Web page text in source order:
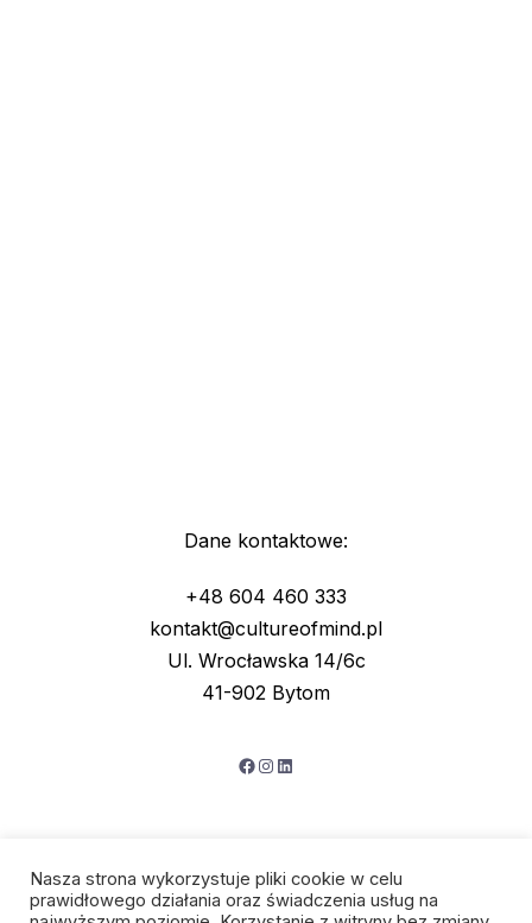
Dane kontaktowe:
+48 604 460 333
kontakt@cultureofmind.pl
Ul. Wrocławska 14/6c
41-902 Bytom
Facebook
Instagram
LinkedIn
Nasza strona wykorzystuje pliki cookie w celu
prawidłowego działania oraz świadczenia usług na